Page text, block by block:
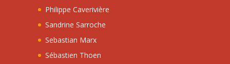
Philippe Caverivière
Sandrine Sarroche
Sebastian Marx
Sébastien Thoen